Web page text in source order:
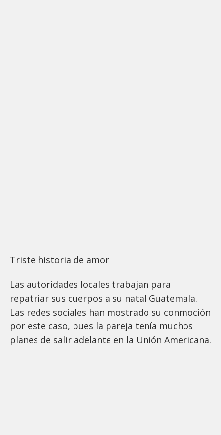
Triste historia de amor
Las autoridades locales trabajan para
repatriar sus cuerpos a su natal Guatemala.
Las redes sociales han mostrado su conmoción
por este caso, pues la pareja tenía muchos
planes de salir adelante en la Unión Americana.